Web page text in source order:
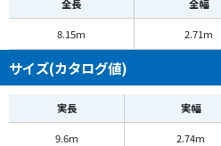
全長 全幅
8.15m 2.71m
サイズ(カタログ値)
実長 実幅
9.6m 2.74m